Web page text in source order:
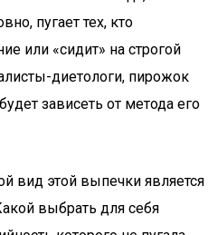
пугает тех, кто
или «сидит» на строгой
диетологи, пирожок
зависеть от метода его
вид этой выпечки является
выбрать для себя